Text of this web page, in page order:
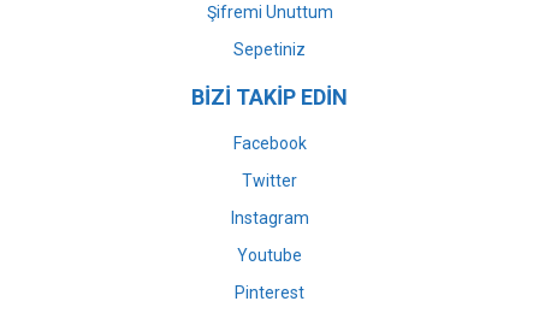
Şifremi Unuttum
Sepetiniz
BİZİ TAKİP EDİN
Facebook
Twitter
Instagram
Youtube
Pinterest